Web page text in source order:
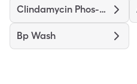
Clindamycin Phos-Benzoyl Perox
Bp Wash